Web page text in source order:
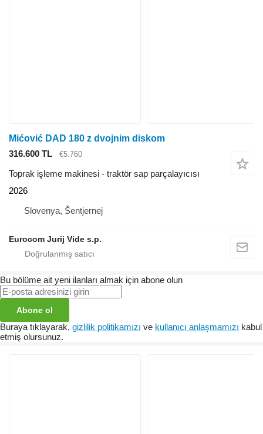
Mićović DAD 180 z dvojnim diskom
316.600 TL
€5.760
Toprak işleme makinesi - traktör sap parçalayıcısı
2026
Slovenya, Šentjernej
Eurocom Jurij Vide s.p.
Bu bölüme ait yeni ilanları almak için abone olun
Abone ol
Buraya tıklayarak, gizlilik politikamızı ve kullanıcı anlaşmamızı kabul
etmiş olursunuz.